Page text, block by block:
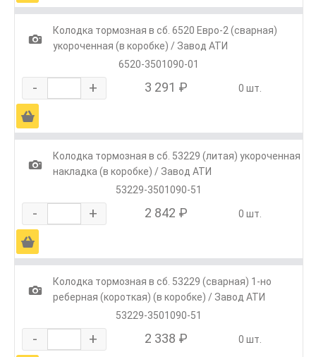
1
Колодка тормозная в сб. 6520 Евро-2 (сварная)
укороченная (в коробке) / Завод АТИ
6520-3501090-01
- + 3 291 ₽ 0 шт.
Ä
1
Колодка тормозная в сб. 53229 (литая) укороченная
накладка (в коробке) / Завод АТИ
53229-3501090-51
- + 2 842 ₽ 0 шт.
Ä
1
Колодка тормозная в сб. 53229 (сварная) 1-но
реберная (короткая) (в коробке) / Завод АТИ
53229-3501090-51
- + 2 338 ₽ 0 шт.